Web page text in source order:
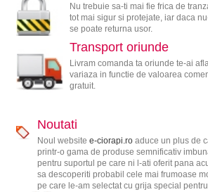
Nu trebuie sa-ti mai fie frica de
tot mai sigur si protejate, iar daca
se poate returna usor.
Transport oriunde
Livram comanda ta oriunde te-ai
variaza in functie de valoarea
gratuit.
Noutati
Noul website e-ciorapi.roaduce un plus de
printr-o gama de produse semnificativ
pentru suportul pe care ni l-ati oferit pana
sa descoperiti probabil cele mai frumoase
pe care le-am selectat cu grija special